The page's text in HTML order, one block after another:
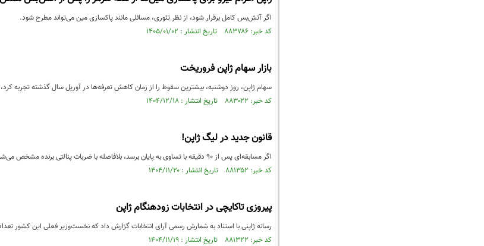
اگر آتش‌بس کامل برقرار شود، از نظر تئوری، مسائلی مانند پاکسازی مین می‌تواند مطرح شود.
کد خبر: ۸۸۳۷۸۶ تاریخ انتشار : ۱۴۰۵/۰۱/۰۲
بازار سهام ژاپن فروریخت
سهام ژاپن، روز دوشنبه، بیشترین سقوط را از زمان کاهش تعرفه‌ها در آوریل سال گذشته تجربه
کد خبر: ۸۸۳۰۲۲ تاریخ انتشار : ۱۴۰۴/۱۲/۱۸
قانون جدید در لیگ ژاپن!
اگر مسابقه‌ای پس از ۹۰ دقیقه با تساوی به پایان برسد، بلافاصله با ضربات پنالتی برنده مشخص می‌شود.
کد خبر: ۸۸۱۳۵۲ تاریخ انتشار : ۱۴۰۴/۱۱/۲۰
پیروزی تاکایچی در انتخابات زودهنگام ژاپن
رسانه ژاپنی با استناد به شمارش رسمی آرای انتخابات گزارش داد که نخست‌وزیر فعلی این کشور
کد خبر: ۸۸۱۳۲۲ تاریخ انتشار : ۱۴۰۴/۱۱/۱۹